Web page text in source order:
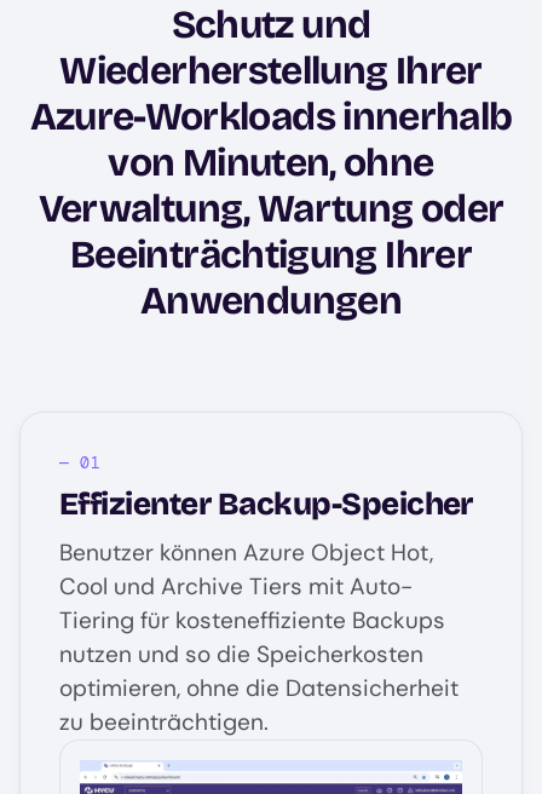
Schutz und
Wiederherstellung Ihrer
Azure-Workloads innerhalb
von Minuten, ohne
Verwaltung, Wartung oder
Beeinträchtigung Ihrer
Anwendungen
Effizienter Backup-Speicher
Benutzer können Azure Object Hot,
Cool und Archive Tiers mit Auto-
Tiering für kosteneffiziente Backups
nutzen und so die Speicherkosten
optimieren, ohne die Datensicherheit
zu beeinträchtigen.